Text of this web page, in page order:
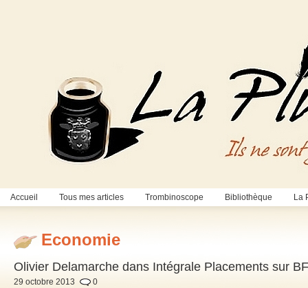
Accueil Tous mes articles Trombinoscope Bibliothèque La
Economie
Olivier Delamarche dans Intégrale Placements sur
29 octobre 2013 0